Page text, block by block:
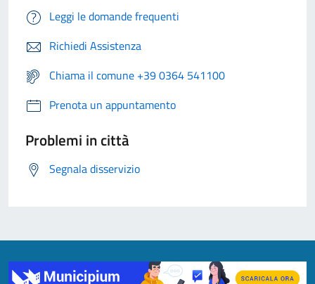
Leggi le domande frequenti
Richiedi Assistenza
Chiama il comune +39 0364 541100
Prenota un appuntamento
Problemi in città
Segnala disservizio